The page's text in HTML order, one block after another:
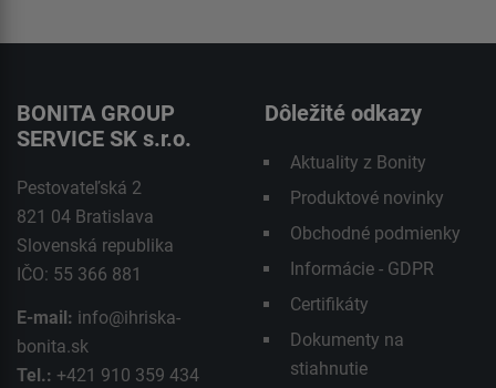
BONITA GROUP
SERVICE SK s.r.o.
Pestovateľská 2
821 04 Bratislava
Slovenská republika
IČO: 55 366 881
E-mail: info@ihriska-
bonita.sk
Tel.: +421 910 359 434
Dôležité odkazy
Aktuality z Bonity
Produktové novinky
Obchodné podmienky
Informácie - GDPR
Certifikáty
Dokumenty na
stiahnutie